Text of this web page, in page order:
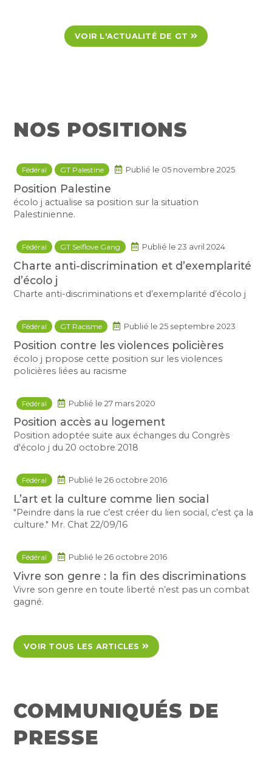
VOIR L'ACTUALITÉ DE GT
NOS POSITIONS
Fédéral GT Palestine Publié le 05 novembre 2025
Position Palestine
écolo j actualise sa position sur la situation
Palestinienne.
Fédéral GT Selflove Gang Publié le 23 avril 2024
Charte anti-discrimination et d’exemplarité
d’écolo j
Charte anti-discriminations et d’exemplarité d’écolo j
Fédéral GT Racisme Publié le 25 septembre 2023
Position contre les violences policières
écolo j propose cette position sur les violences
policières liées au racisme
Fédéral Publié le 27 mars 2020
Position accès au logement
Position adoptée suite aux échanges du Congrès
d'écolo j du 20 octobre 2018
Fédéral Publié le 26 octobre 2016
L’art et la culture comme lien social
"Peindre dans la rue c’est créer du lien social, c’est ça la
culture." Mr. Chat 22/09/16
Fédéral Publié le 26 octobre 2016
Vivre son genre : la fin des discriminations
Vivre son genre en toute liberté n’est pas un combat
gagné.
VOIR TOUS LES ARTICLES
COMMUNIQUÉS DE
PRESSE